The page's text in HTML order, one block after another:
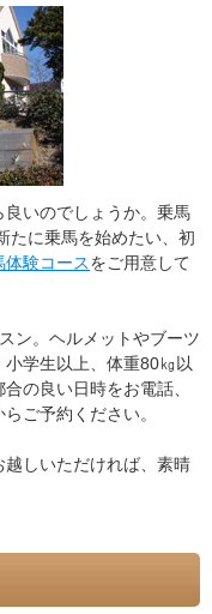
いのでしょうか。乗馬
たに乗馬を始めたい、初
体験コースをご用意して
ン。ヘルメットやブーツ
学生以上、体重80㎏以
の良い日時をお電話、
ご予約ください。
しいただければ、素晴